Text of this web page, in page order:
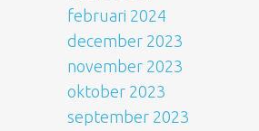
februari 2024
december 2023
november 2023
oktober 2023
september 2023